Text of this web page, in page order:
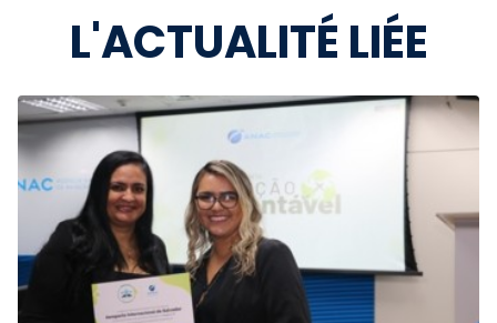
L'ACTUALITÉ LIÉE